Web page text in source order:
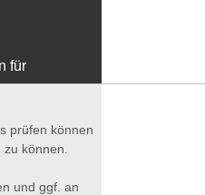
für
prüfen können
können.
und ggf. an